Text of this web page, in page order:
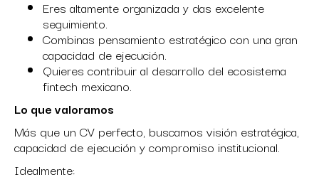
Eres altamente organizada y das excelente
seguimiento.
Combinas pensamiento estratégico con una gran
capacidad de ejecución.
Quieres contribuir al desarrollo del ecosistema
fintech mexicano.
Lo que valoramos
Más que un CV perfecto, buscamos visión estratégica,
capacidad de ejecución y compromiso institucional.
Idealmente: